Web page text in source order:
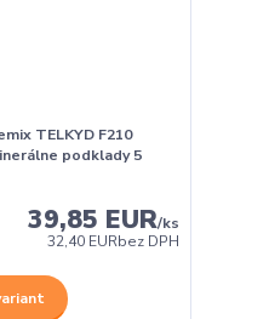
TELKYD F210
podklady 5
39,85 EUR/ks
32,40 EURbez DPH